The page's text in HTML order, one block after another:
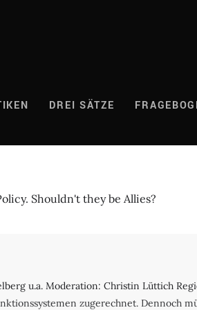
DREI SÄTZE
Shouldn't they be Allies?
u.a. Moderation: Christin Lüttich
zugerechnet. Dennoch